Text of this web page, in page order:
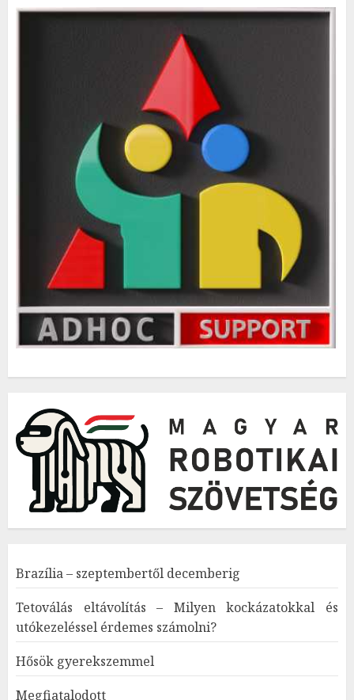
Brazília – szeptembertől decemberig
Tetoválás eltávolítás – Milyen kockázatokkal és
utókezeléssel érdemes számolni?
Hősök gyerekszemmel
Megfiatalodott